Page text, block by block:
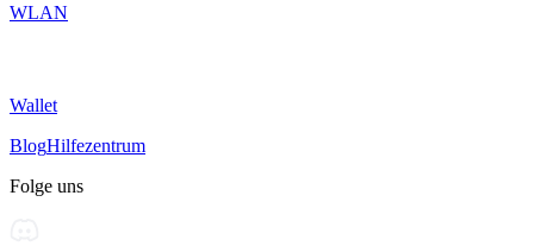
WLAN
Wallet
BlogHilfezentrum
Folge uns